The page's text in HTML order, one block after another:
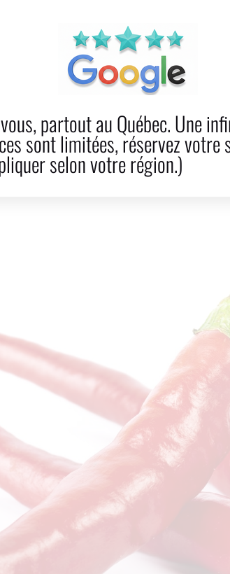
PRODUCTOS
partout au Québec. Une
sont limitées, réservez votre
selon votre région.)